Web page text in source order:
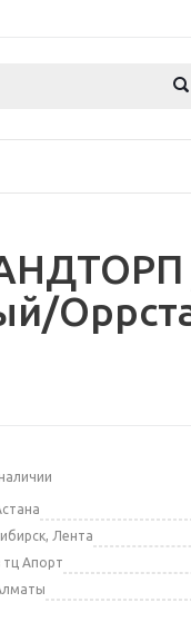
Лента
Апорт